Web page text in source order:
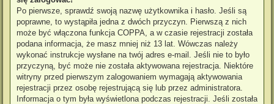
Po pierwsze, sprawdź swoją nazwę użytkownika i hasło. Jeśli są
poprawne, to wystąpiła jedna z dwóch przyczyn. Pierwszą z nich
może być włączona funkcja COPPA, a w czasie rejestracji została
podana informacja, że masz mniej niż 13 lat. Wówczas należy
wykonać instrukcje wysłane na twój adres e-mail. Jeśli nie to było
przyczyną, być może nie została aktywowana rejestracja. Niektóre
witryny przed pierwszym zalogowaniem wymagają aktywowania
rejestracji przez osobę rejestrującą się lub przez administratora.
Informacja o tym była wyświetlona podczas rejestracji. Jeśli została